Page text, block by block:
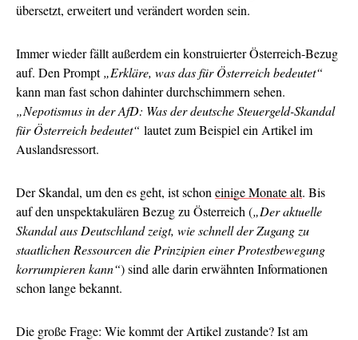
übersetzt, erweitert und verändert worden sein.
Immer wieder fällt außerdem ein konstruierter Österreich-Bezug
auf. Den Prompt„Erkläre, was das für Österreich bedeutet“
kann man fast schon dahinter durchschimmern sehen.
„Nepotismus in der AfD: Was der deutsche Steuergeld-Skandal
für Österreich bedeutet“ lautet zum Beispiel ein Artikel im
Auslandsressort.
Der Skandal, um den es geht, ist schon einige Monate alt. Bis
auf den unspektakulären Bezug zu Österreich („Der aktuelle
Skandal aus Deutschland zeigt, wie schnell der Zugang zu
staatlichen Ressourcen die Prinzipien einer Protestbewegung
korrumpieren kann“) sind alle darin erwähnten Informationen
schon lange bekannt.
Die große Frage: Wie kommt der Artikel zustande? Ist am